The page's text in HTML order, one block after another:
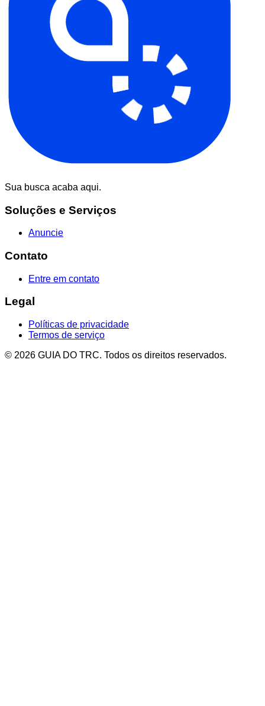
Sua busca acaba aqui.
Soluções e Serviços
Anuncie
Contato
Entre em contato
Legal
Políticas de privacidade
Termos de serviço
© 2026 GUIA DO TRC. Todos os direitos reservados.